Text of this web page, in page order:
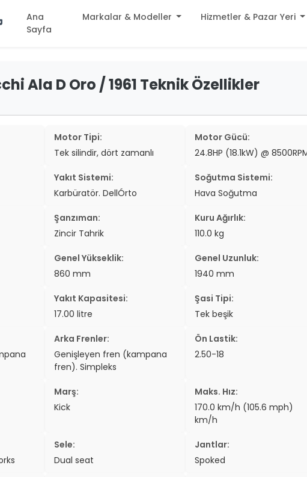
Ana
Sayfa
Markalar & Modeller
two_wheeler
two_wheeler
two_wheeler
two_wheeler
two_wheeler
grid_view
search
Hizmetler & Pazar Yeri
settings
Ala D Oro / 1961 Teknik Özellikler
Motor Tipi:
Tek silindir, dört zamanlı
Motor Gücü:
24.8HP (18.1kW) @
Yakıt Sistemi:
Karbüratör. DellÓrto
Soğutma Sistemi:
Hava Soğutma
Şanzıman:
Zincir Tahrik
Kuru Ağırlık:
110.0 kg
Genel Yükseklik:
860 mm
Genel Uzunluk:
1940 mm
Yakıt Kapasitesi:
17.00 litre
Şasi Tipi:
Tek beşik
Arka Frenler:
Genişleyen fren (kampana
fren). Simpleks
Ön Lastik:
2.50-18
Marş:
Kick
Maks. Hız:
170.0 km/h (105.6 mph)
km/h
Sele:
Dual seat
Jantlar:
Spoked